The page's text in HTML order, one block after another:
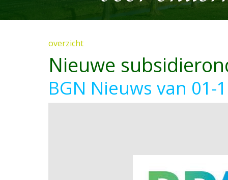
overzicht
Nieuwe
BGN Nieuws van 01-